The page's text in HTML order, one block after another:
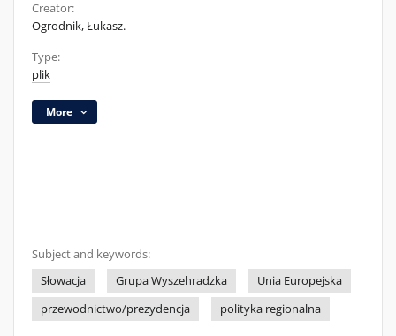
Creator:
Ogrodnik, Łukasz.
Type:
plik
More
Subject and keywords:
Słowacja
Grupa Wyszehradzka
Unia Europejska
przewodnictwo/prezydencja
polityka regionalna